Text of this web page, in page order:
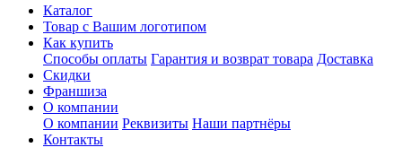
Каталог
Товар с Вашим логотипом
Как купить
Способы оплаты Гарантия и возврат товара Доставка
Скидки
Франшиза
О компании
О компании Реквизиты Наши партнёры
Контакты